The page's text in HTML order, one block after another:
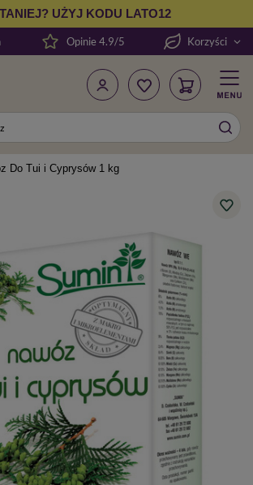
UŻYJ KODU LATO12
Opinie 4.9/5 Korzyści
Do Tui i Cyprysów 1 kg